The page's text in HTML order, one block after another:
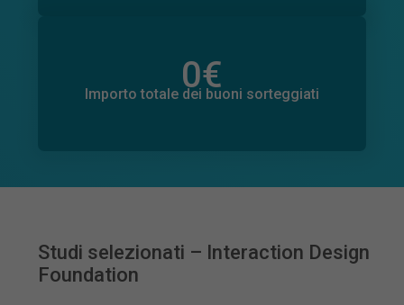
0€
Importo totale dei buoni sorteggiati
0€
Importo totale delle donazioni promesse
Studi selezionati – Interaction Design
Foundation